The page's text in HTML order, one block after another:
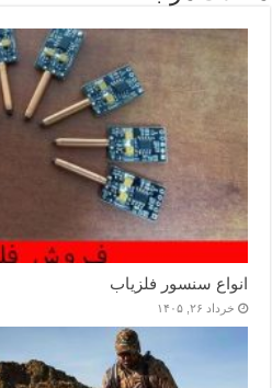
انواع سنسور فلزیاب
خرداد ۲۶, ۱۴۰۵